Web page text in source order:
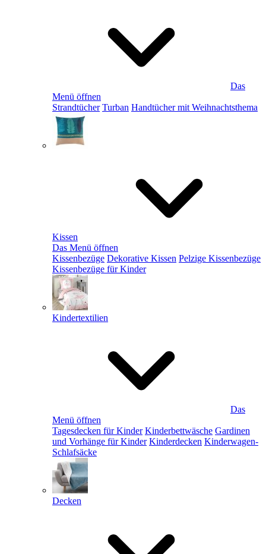
Das
Menü öffnen
Strandtücher Turban Handtücher mit Weihnachtsthema
Kissen
Das Menü öffnen
Kissenbezüge Dekorative Kissen Pelzige Kissenbezüge
Kissenbezüge für Kinder
Kindertextilien
Das
Menü öffnen
Tagesdecken für Kinder Kinderbettwäsche Gardinen
und Vorhänge für Kinder Kinderdecken Kinderwagen-
Schlafsäcke
Decken